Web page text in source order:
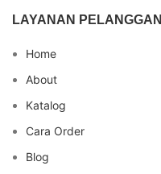
LAYANAN PELANGGAN
Home
About
Katalog
Cara Order
Blog